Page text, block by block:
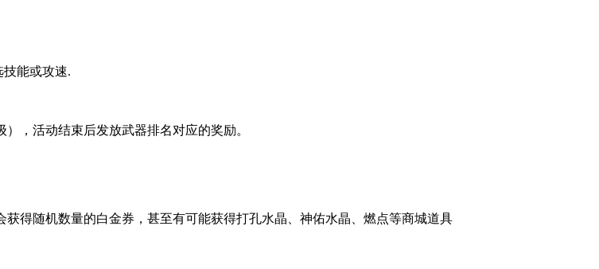
能或攻速.
，活动结束后发放武器排名对应的奖励。
得随机数量的白金券，甚至有可能获得打孔水晶、神佑水晶、燃点等商城道具